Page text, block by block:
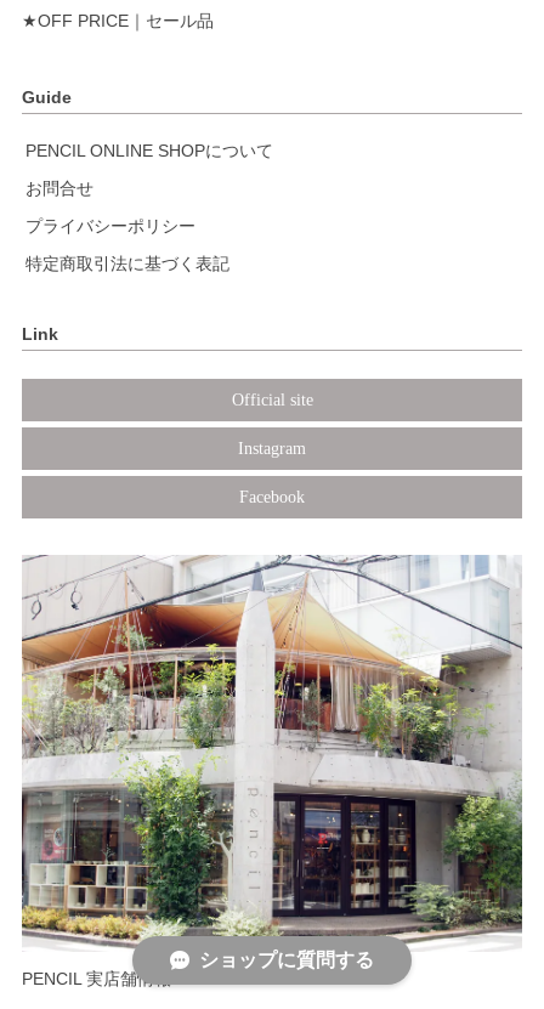
★OFF PRICE｜セール品
Guide
PENCIL ONLINE SHOPについて
お問合せ
プライバシーポリシー
特定商取引法に基づく表記
Link
Official site
Instagram
Facebook
PENCIL 実店舗情報
ショップに質問する